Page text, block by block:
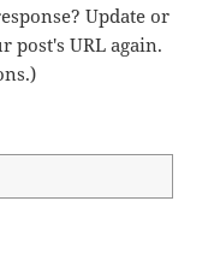
Update or
post's URL again.
)